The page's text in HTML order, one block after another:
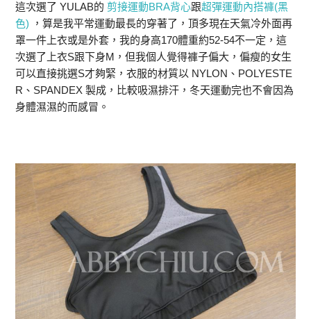
這次選了 YULAB的 剪接運動BRA背心跟超彈運動內搭褲(黑
色) ，算是我平常運動最長的穿著了，頂多現在天氣冷外面再
罩一件上衣或是外套，我的身高170體重約52-54不一定，這
次選了上衣S跟下身M，但我個人覺得褲子偏大，偏瘦的女生
可以直接挑選S才夠緊，衣服的材質以 NYLON、POLYESTE
R、SPANDEX 製成，比較吸濕排汗，冬天運動完也不會因為
身體濕濕的而感冒。